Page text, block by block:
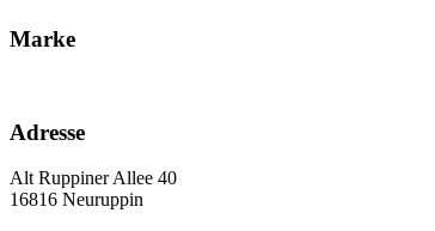
Marke
Adresse
Alt Ruppiner Allee 40
16816 Neuruppin